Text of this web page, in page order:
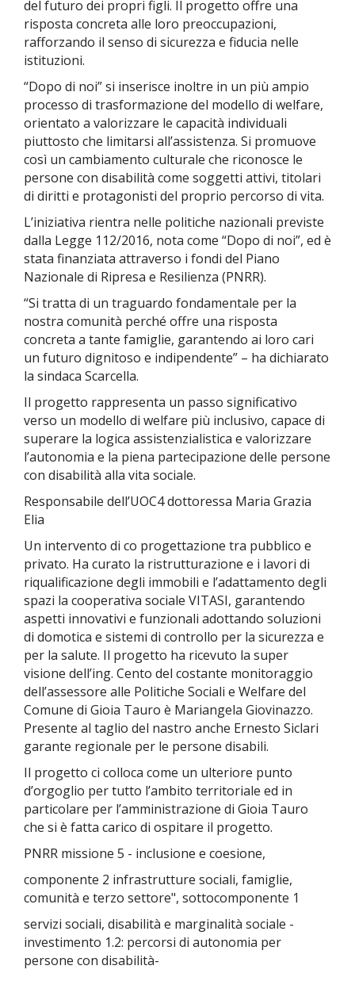
del futuro dei propri figli. Il progetto offre una
risposta concreta alle loro preoccupazioni,
rafforzando il senso di sicurezza e fiducia nelle
istituzioni.
“Dopo di noi” si inserisce inoltre in un più ampio
processo di trasformazione del modello di welfare,
orientato a valorizzare le capacità individuali
piuttosto che limitarsi all’assistenza. Si promuove
così un cambiamento culturale che riconosce le
persone con disabilità come soggetti attivi, titolari
di diritti e protagonisti del proprio percorso di vita.
L’iniziativa rientra nelle politiche nazionali previste
dalla Legge 112/2016, nota come “Dopo di noi”, ed è
stata finanziata attraverso i fondi del Piano
Nazionale di Ripresa e Resilienza (PNRR).
“Si tratta di un traguardo fondamentale per la
nostra comunità perché offre una risposta
concreta a tante famiglie, garantendo ai loro cari
un futuro dignitoso e indipendente” – ha dichiarato
la sindaca Scarcella.
Il progetto rappresenta un passo significativo
verso un modello di welfare più inclusivo, capace di
superare la logica assistenzialistica e valorizzare
l’autonomia e la piena partecipazione delle persone
con disabilità alla vita sociale.
Responsabile dell’UOC4 dottoressa Maria Grazia
Elia
Un intervento di co progettazione tra pubblico e
privato. Ha curato la ristrutturazione e i lavori di
riqualificazione degli immobili e l’adattamento degli
spazi la cooperativa sociale VITASI, garantendo
aspetti innovativi e funzionali adottando soluzioni
di domotica e sistemi di controllo per la sicurezza e
per la salute. Il progetto ha ricevuto la super
visione dell’ing. Cento del costante monitoraggio
dell’assessore alle Politiche Sociali e Welfare del
Comune di Gioia Tauro è Mariangela Giovinazzo.
Presente al taglio del nastro anche Ernesto Siclari
garante regionale per le persone disabili.
Il progetto ci colloca come un ulteriore punto
d’orgoglio per tutto l’ambito territoriale ed in
particolare per l’amministrazione di Gioia Tauro
che si è fatta carico di ospitare il progetto.
PNRR missione 5 - inclusione e coesione,
componente 2 infrastrutture sociali, famiglie,
comunità e terzo settore", sottocomponente 1
servizi sociali, disabilità e marginalità sociale -
investimento 1.2: percorsi di autonomia per
persone con disabilità-